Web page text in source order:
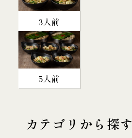
3人前
5人前
カテゴリから探す